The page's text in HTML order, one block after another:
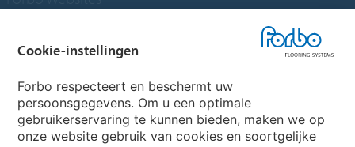
Forbo Flooring Systems
Forbo Movement Systems
Cookie-instellingen
Forbo respecteert en beschermt uw
persoonsgegevens. Om u een optimale
gebruikerservaring te kunnen bieden, maken we op
onze website gebruik van cookies en soortgelijke